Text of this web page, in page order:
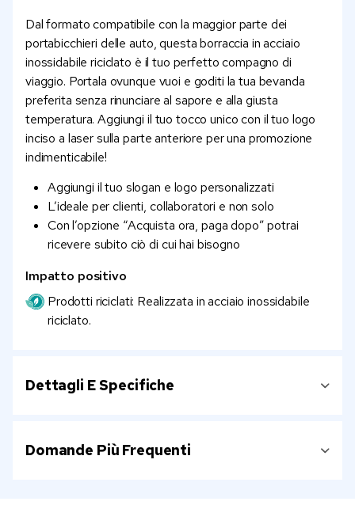
Dal formato compatibile con la maggior parte dei
portabicchieri delle auto, questa borraccia in acciaio
inossidabile riciclato è il tuo perfetto compagno di
viaggio. Portala ovunque vuoi e goditi la tua bevanda
preferita senza rinunciare al sapore e alla giusta
temperatura. Aggiungi il tuo tocco unico con il tuo logo
inciso a laser sulla parte anteriore per una promozione
indimenticabile!
Aggiungi il tuo slogan e logo personalizzati
L’ideale per clienti, collaboratori e non solo
Con l’opzione “Acquista ora, paga dopo” potrai
ricevere subito ciò di cui hai bisogno
Impatto positivo
Prodotti riciclati: Realizzata in acciaio inossidabile
riciclato.
Dettagli E Specifiche
Domande Più Frequenti